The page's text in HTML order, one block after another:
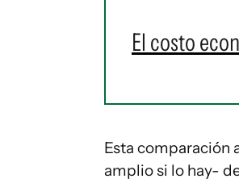
El costo
Esta comparación
amplio si lo hay-